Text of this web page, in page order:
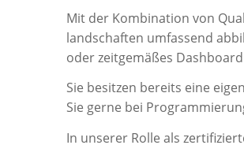
Mit der Kombination von
landschaften umfassend
oder zeitgemäßes
Sie besitzen bereits eine
Sie gerne bei
In unserer Rolle als